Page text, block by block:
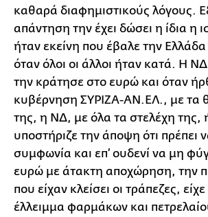
καθαρά διαφημιστικούς λόγους.
απάντηση την έχει δώσει η ίδια η
ήταν εκείνη που έβαλε την
όταν όλοι οι άλλοι ήταν κατά. Η
την κράτησε στο ευρώ και όταν
κυβέρνηση ΣΥΡΙΖΑ-ΑΝ.ΕΛ., με τα
της, η ΝΔ, με όλα τα στελέχη της,
υποστήριζε την άποψη ότι πρέπει
συμφωνία και επ’ ουδενί να μη
ευρώ με άτακτη αποχώρηση, την
που είχαν κλείσει οι τράπεζες,
έλλειμμα φαρμάκων και